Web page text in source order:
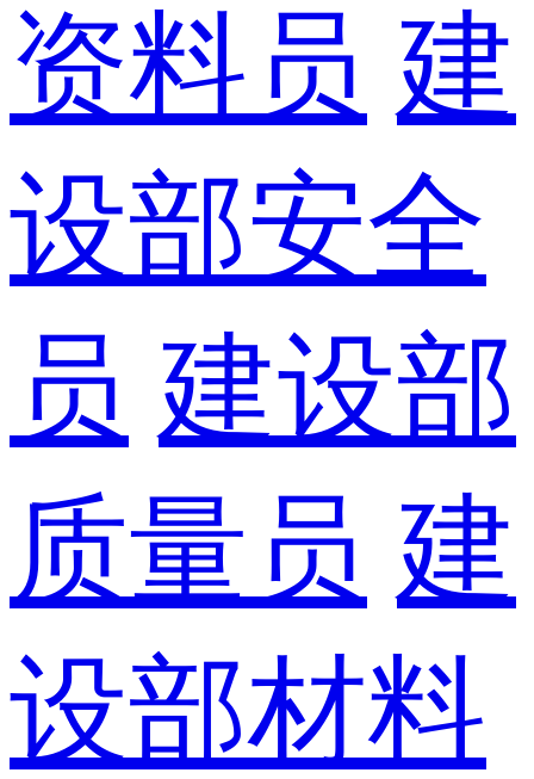
资料员 建
设部安全
员 建设部
质量员 建
设部材料